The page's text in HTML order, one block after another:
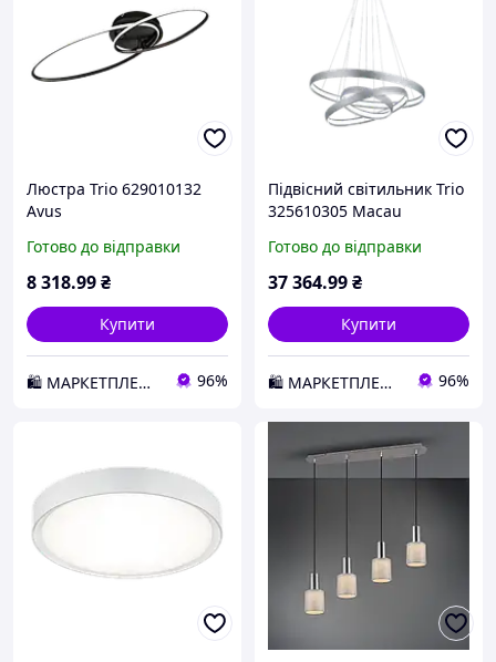
Люстра Trio 629010132
Avus
Готово до відправки
8 318.99₴
Купити
🛍️ МАРКЕТПЛЕЙС DMD 96%
Підвісний світильник Trio
325610305 Macau
Готово до відправки
37 364.99₴
Купити
🛍️ МАРКЕТПЛЕЙС DMD 96%